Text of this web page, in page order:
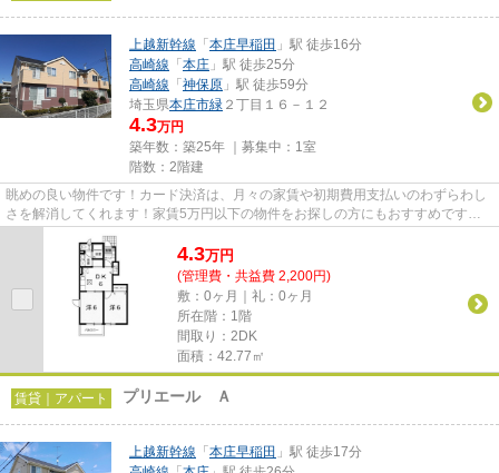
上越新幹線 「 本庄早稲田 」駅 徒歩16分
高崎線 「 本庄 」駅 徒歩25分
高崎線 「 神保原 」駅 徒歩59分
埼玉県本庄市緑 ２丁目１６－１２
4.3万円
築年数：築25年 ｜募集中： 1室
階数：2階建
眺めの良い物件です！カード決済は、月々の家賃や初期費用支払いのわずらわし
さを解消してくれます！家賃5万円以下の物件をお探しの方にもおすすめです！
こだわりポイント満載のクレス...
4.3万円
(管理費・共益費 2,200円)
敷：0ヶ月｜礼：0ヶ月
所在階：1階
間取り：2DK
面積：42.77㎡
賃貸｜アパート プリエール Ａ
上越新幹線 「 本庄早稲田 」駅 徒歩17分